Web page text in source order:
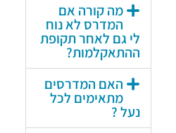
מה קורה אם
המדרס לא נוח
לי גם לאחר תקופת
ההתאקלמות?
האם המדרסים
מתאימים לכל
נעל ?